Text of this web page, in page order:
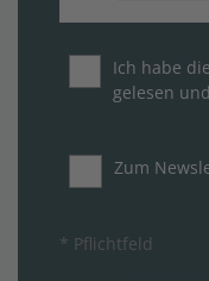
Ich habe die
gelesen
Zum
* Pflichtfeld